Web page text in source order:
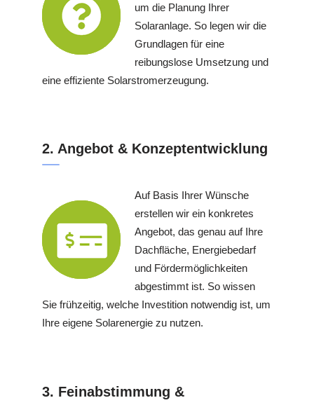
um die Planung Ihrer
Solaranlage. So legen wir die
Grundlagen für eine
reibungslose Umsetzung und
eine effiziente Solarstromerzeugung.
2. Angebot & Konzeptentwicklung
Auf Basis Ihrer Wünsche
erstellen wir ein konkretes
Angebot, das genau auf Ihre
Dachfläche, Energiebedarf
und Fördermöglichkeiten
abgestimmt ist. So wissen
Sie frühzeitig, welche Investition notwendig ist, um
Ihre eigene Solarenergie zu nutzen.
3. Feinabstimmung &